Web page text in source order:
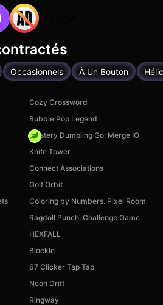
Occasionnels À Un Bouton
Cozy Crossword
Bubble Pop Legend
Mystery Dumpling Go: Merge IO
Knife Tower
Connect Associations
Golf Orbit
Coloring by Numbers. Pixel Room
Ragdoll Punch: Challenge Game
HEXFALL
Blockle
67 Clicker Tap Tap
Neon Drift
Ringway